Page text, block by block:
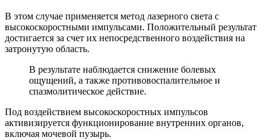
В этом случае применяется метод лазерного света с
высокоскоростными импульсами. Положительный результат
достигается за счет их непосредственного воздействия на
затронутую область.
В результате наблюдается снижение болевых
ощущений, а также противовоспалительное и
спазмолитическое действие.
Под воздействием высокоскоростных импульсов
активизируется функционирование внутренних органов,
включая мочевой пузырь.